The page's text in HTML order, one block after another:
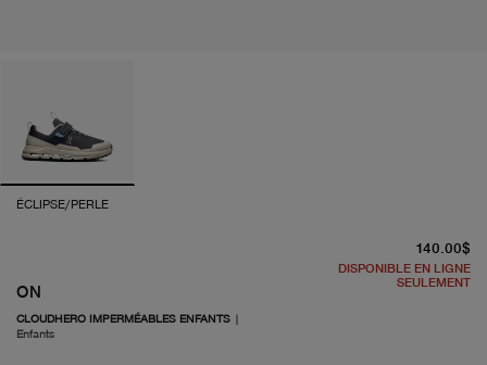
ÉCLIPSE/PERLE
ON
CLOUDHERO IMPERMÉABLES ENFANTS |
Enfants
140.00$
DISPONIBLE EN LIGNE
SEULEMENT